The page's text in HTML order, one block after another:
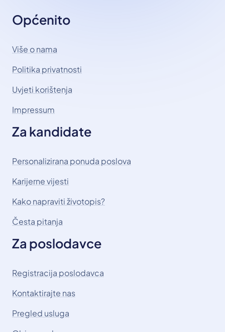
Općenito
Više o nama
Politika privatnosti
Uvjeti korištenja
Impressum
Za kandidate
Personalizirana ponuda poslova
Karijerne vijesti
Kako napraviti životopis?
Česta pitanja
Za poslodavce
Registracija poslodavca
Kontaktirajte nas
Pregled usluga